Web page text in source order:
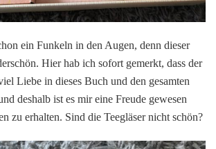
ein Funkeln in den Augen, denn dieser
Hier hab ich sofort gemerkt, dass der
Liebe in dieses Buch und den gesamten
deshalb ist es mir eine Freude gewesen
zu erhalten. Sind die Teegläser nicht schön?